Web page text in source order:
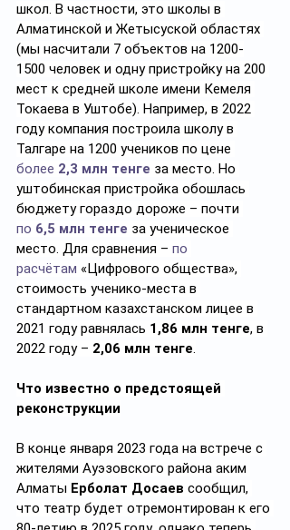
школ. В частности, это школы в
Алматинской и Жетысуской областях
(мы насчитали 7 объектов на 1200-
1500 человек и одну пристройку на 200
мест к средней школе имени Кемеля
Токаева в Уштобе). Например, в 2022
году компания построила школу в
Талгаре на 1200 учеников по цене
более 2,3 млн тенге за место. Но
уштобинская пристройка обошлась
бюджету гораздо дороже – почти
по 6,5 млн тенге за ученическое
место. Для сравнения – по
расчётам «Цифрового общества»,
стоимость ученико-места в
стандартном казахстанском лицее в
2021 году равнялась 1,86 млн тенге, в
2022 году – 2,06 млн тенге.
Что известно о предстоящей
реконструкции
В конце января 2023 года на встрече с
жителями Ауэзовского района аким
Алматы Ерболат Досаев сообщил,
что театр будет отремонтирован к его